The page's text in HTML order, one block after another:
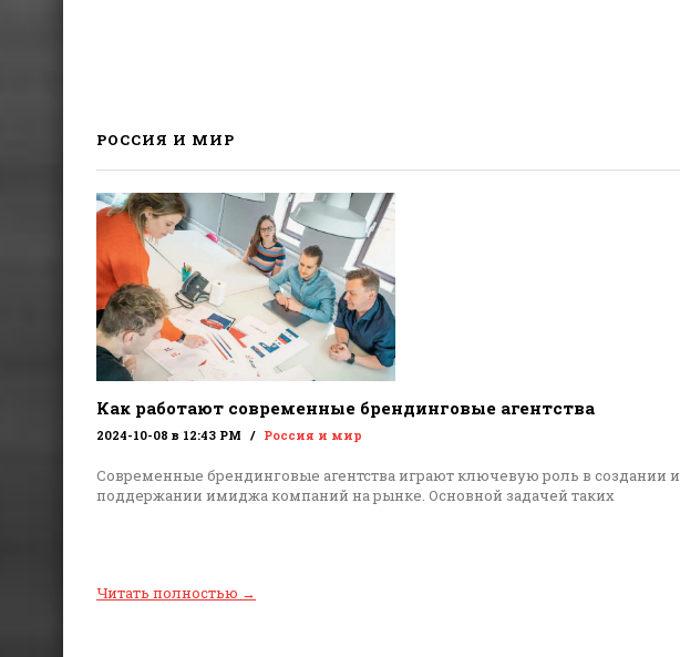
РОССИЯ И МИР
Как работают современные брендинговые агентства
2024-10-08 в 12:43 PM Россия и мир
Современные брендинговые агентства играют ключевую роль в создании и
поддержании имиджа компаний на рынке. Основной задачей таких
Читать полностью →